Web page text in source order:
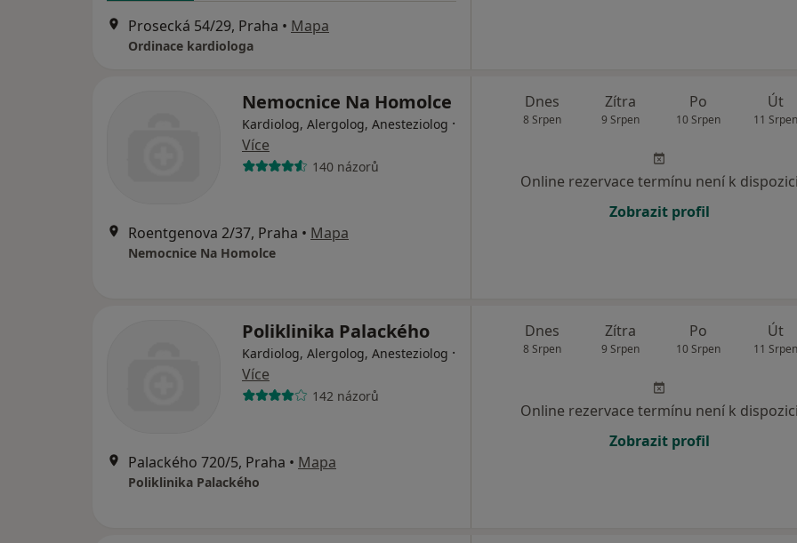
Prosecká 54/29, Praha • Mapa
Ordinace kardiologa
Nemocnice Na Homolce
Kardiolog, Alergolog, Anesteziolog ·
Více
140 názorů
Roentgenova 2/37, Praha • Mapa
Nemocnice Na Homolce
Dnes
8 Srpen
Zítra
9 Srpen
Po
10 Srpen
Út
11 Srpen
Online rezervace termínu není k dispozici
Zobrazit profil
Poliklinika Palackého
Kardiolog, Alergolog, Anesteziolog ·
Více
142 názorů
Palackého 720/5, Praha • Mapa
Poliklinika Palackého
Dnes
8 Srpen
Zítra
9 Srpen
Po
10 Srpen
Út
11 Srpen
Online rezervace termínu není k dispozici
Zobrazit profil